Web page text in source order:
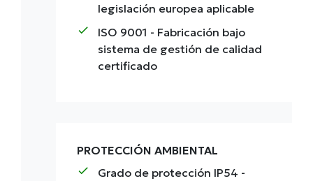
legislación europea aplicable
check ISO 9001 - Fabricación bajo
sistema de gestión de calidad
certificado
PROTECCIÓN AMBIENTAL
check Grado de protección IP54 -